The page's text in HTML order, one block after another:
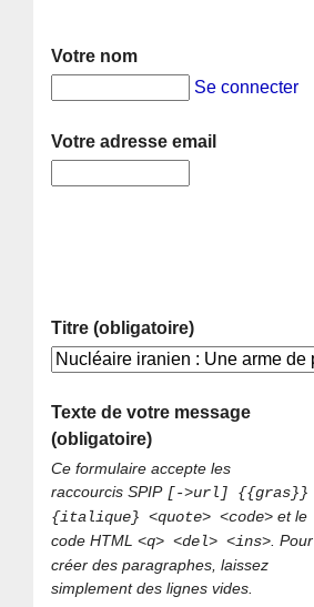
Votre nom
Se connecter
Votre adresse email
Titre (obligatoire)
Texte de votre message
(obligatoire)
Ce formulaire accepte les
raccourcis SPIP [->url] {{gras}}
{italique} <quote> <code> et le
code HTML<q> <del> <ins>. Pour
créer des paragraphes, laissez
simplement des lignes vides.